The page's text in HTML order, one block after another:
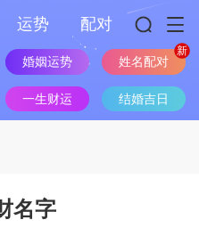
运势 配对
婚姻运势 姓名配对
一生财运 结婚吉日
名字